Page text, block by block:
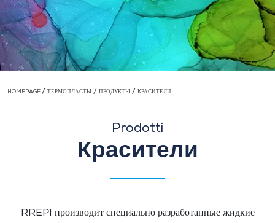
HOMEPAGE / ТЕРМОПЛАСТЫ / ПРОДУКТЫ / КРАСИТЕЛИ
Prodotti
Красители
RREPI производит специально разработанные жидкие